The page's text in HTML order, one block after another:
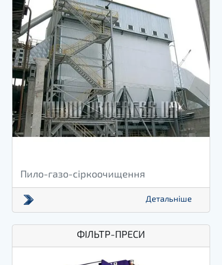
Пило-газо-сіркоочищення
Детальніше
ФІЛЬТР-ПРЕСИ